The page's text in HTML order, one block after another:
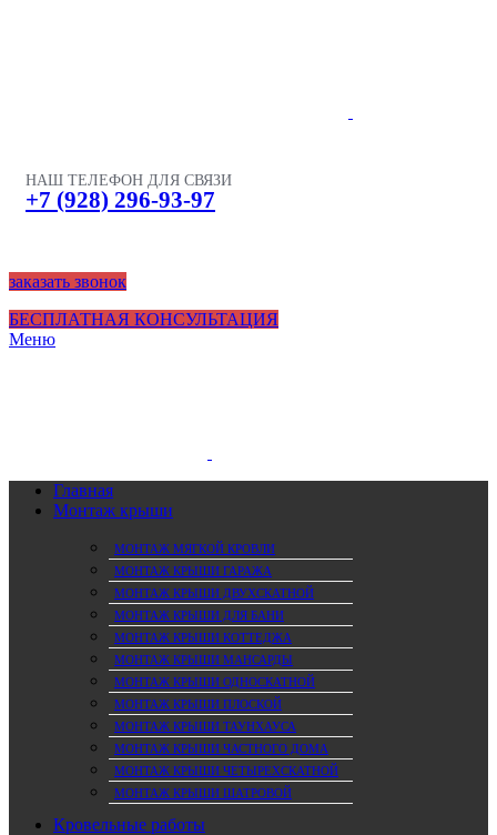
НАШ ТЕЛЕФОН ДЛЯ СВЯЗИ
+7 (928) 296-93-97
заказать звонок
БЕСПЛАТНАЯ КОНСУЛЬТАЦИЯ
Меню
Главная
Монтаж крыши
МОНТАЖ МЯГКОЙ КРОВЛИ
МОНТАЖ КРЫШИ ГАРАЖА
МОНТАЖ КРЫШИ ДВУХСКАТНОЙ
МОНТАЖ КРЫШИ ДЛЯ БАНИ
МОНТАЖ КРЫШИ КОТТЕДЖА
МОНТАЖ КРЫШИ МАНСАРДЫ
МОНТАЖ КРЫШИ ОДНОСКАТНОЙ
МОНТАЖ КРЫШИ ПЛОСКОЙ
МОНТАЖ КРЫШИ ТАУНХАУСА
МОНТАЖ КРЫШИ ЧАСТНОГО ДОМА
МОНТАЖ КРЫШИ ЧЕТЫРЕХСКАТНОЙ
МОНТАЖ КРЫШИ ШАТРОВОЙ
Кровельные работы